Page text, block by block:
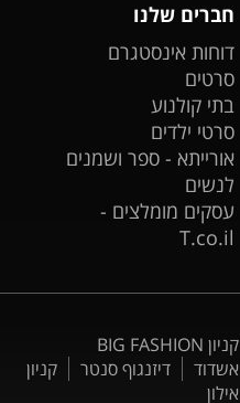
חברים שלנו
דוחות אינסטגרם
סרטים
בתי קולנוע
סרטי ילדים
אורייתא - ספר ושמנים
לנשים
עסקים מומלצים -
T.co.il
קניון BIG FASHION
אשדוד
דיזנגוף סנטר
קניון
אילון